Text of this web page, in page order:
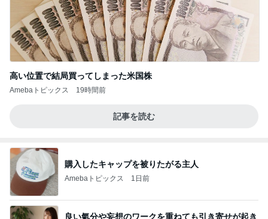
高い位置で結局買ってしまった米国株
Amebaトピックス 19時間前
記事を読む
購入したキャップを被りたがる主人
Amebaトピックス 1日前
良い氣分や妄想のワークを重ねても引き寄せが起き